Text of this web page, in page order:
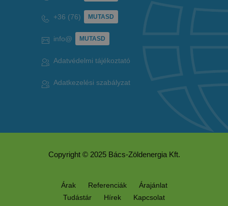
+36 (76) MUTASD
info@ MUTASD
Adatvédelmi tájékoztató
Adatkezelési szabályzat
Copyright © 2025 Bács-Zöldenergia Kft.
Árak Referenciák
Árajánlat
Tudástár
Hírek Kapcsolat